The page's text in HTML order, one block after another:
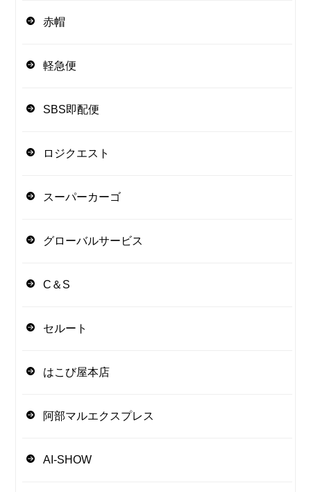
赤帽
軽急便
SBS即配便
ロジクエスト
スーパーカーゴ
グローバルサービス
C＆S
セルート
はこび屋本店
阿部マルエクスプレス
AI-SHOW